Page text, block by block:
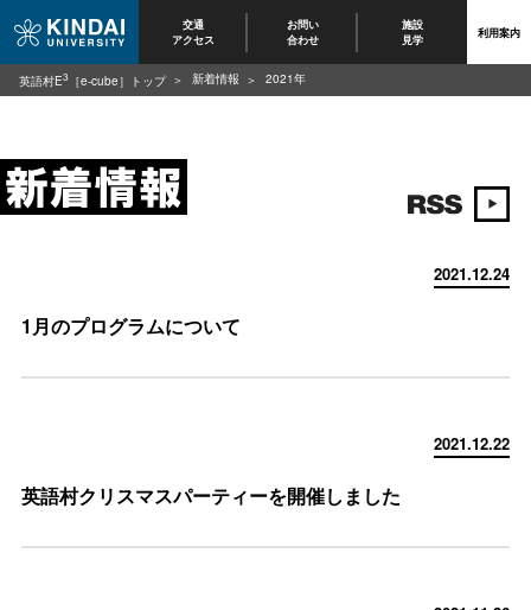
交通
アクセス
お問い
合わせ
施設
見学 利用案内
2021.12.24
1月のプログラムについて
2021.12.22
英語村クリスマスパーティーを開催しました
英語村E3 ［e-cube］トップ 新着情報 2021年